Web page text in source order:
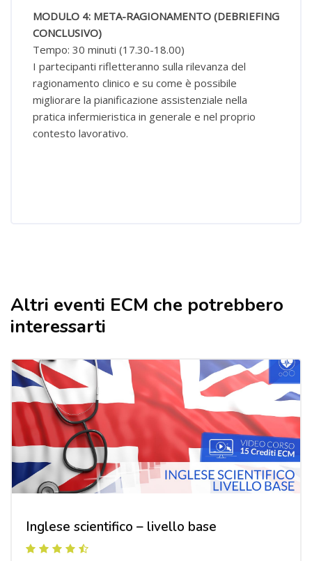
MODULO 4: META-RAGIONAMENTO (DEBRIEFING
CONCLUSIVO)
Tempo: 30 minuti (17.30-18.00)
I partecipanti rifletteranno sulla rilevanza del
ragionamento clinico e su come è possibile
migliorare la pianificazione assistenziale nella
pratica infermieristica in generale e nel proprio
contesto lavorativo.
Salta [Cocoon] Related courses
Altri eventi ECM che potrebbero
interessarti
Inglese scientifico – livello base